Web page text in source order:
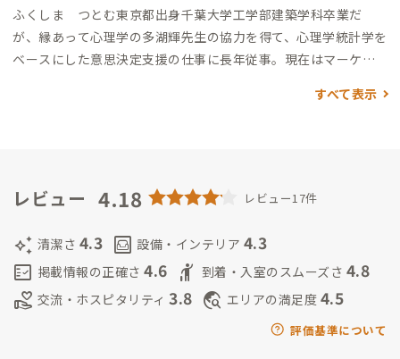
ふくしま つとむ東京都出身千葉大学工学部建築学科卒業だ
が、縁あって心理学の多湖輝先生の協力を得て、心理学統計学を
ベースにした意思決定支援の仕事に長年従事。 現在はマーケテ
発、ビデオ解析システム開発等）とともに、東京学芸大学大学
に楽しみにしています。ふくしま ふさの 石川県出身
セサリーメーカーでデザイン及びマーチャンダイジング業務に
従事、結婚し3人の子育て後、工作教室やアート制作活動中。
すべて表示
レビュー 4.18 レビュー17件
auto_awesome 清潔さ 4.3 living 設備・インテリア 4.3
fact_check 掲載情報の正確さ 4.6 hail 到着・入室のスムーズさ 4.8
volunteer_activism 交流・ホスピタリティ 3.8 travel_explore エリアの満足度 4.5
評価基準について